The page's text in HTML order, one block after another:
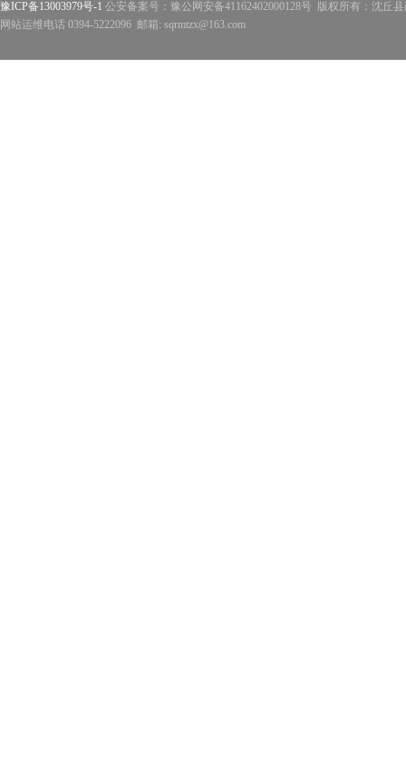
豫ICP备13003979号-1 公安备案号：豫公网安备41162402000128号 版权所有：沈丘
网站运维电话 0394-5222096 邮箱: sqrmtzx@163.com